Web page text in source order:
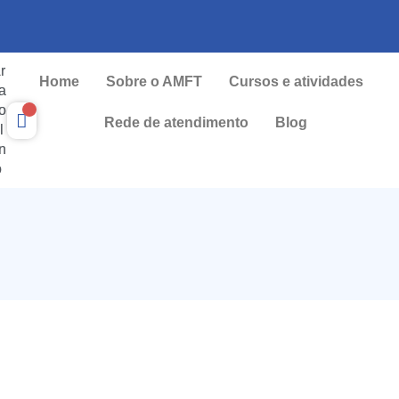
Home Sobre o AMFT Cursos e atividades
Rede de atendimento Blog